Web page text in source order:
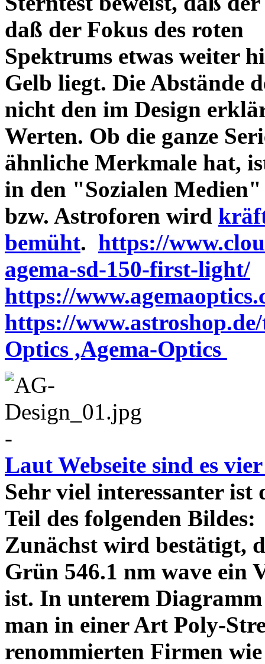
daß der Fokus des roten
Spektrums etwas weiter
Gelb liegt. Die Abstände
nicht den im Design
Werten. Ob die ganze
ähnliche Merkmale hat,
in den "Sozialen Medien"
bzw. Astroforen wird
bemüht. https://
agema-sd-150-first-light/
https://
https://
Optics ,Agema-Optics
-
Laut Webseite sind es
Sehr viel interessanter
Teil des folgenden
Zunächst wird bestätigt,
Grün 546.1 nm wave ein
ist. In unterem
man in einer Art Poly-
renommierten Firmen